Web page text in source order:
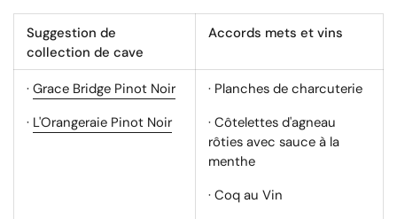
Suggestion de
collection de cave
Accords mets et vins
· Grace Bridge Pinot Noir
· L'Orangeraie Pinot Noir
· Planches de charcuterie
· Côtelettes d'agneau
rôties avec sauce à la
menthe
· Coq au Vin